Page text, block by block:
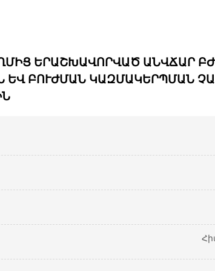
ԵՐԱՇԽԱՎՈՐՎԱԾ ԱՆՎՃԱՐ
ԲՈՒԺՄԱՆ ԿԱԶՄԱԿԵՐՊՄԱՆ